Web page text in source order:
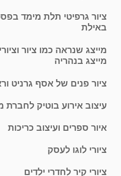
ציור גרפיטי תלת מימד
באילת
מייצג שנראה כמו ציור
מייצג בנהריה
ציור פנים של אסף גרניט
עיצוב אירוע בוטיק לחברת
איור ספרים ועיצוב כריכות
ציורי לוגו לעסק
ציורי קיר לחדרי ילדים